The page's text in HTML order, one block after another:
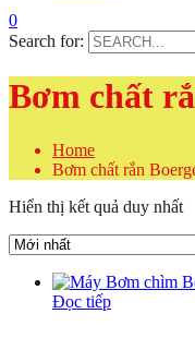
0
Search for:
Bơm chất
Home
Bơm chất rắn
Hiển thị kết quả duy nhất
Đọc tiếp